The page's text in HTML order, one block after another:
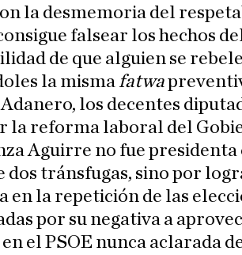
la desmemoria del
falsear los hechos
de que alguien se
la mismafatwa
Adanero, los decentes
la reforma laboral del
Aguirre no fue presidenta
dos tránsfugas, sino por
en la repetición de las
por su negativa a
el PSOE nunca aclarada